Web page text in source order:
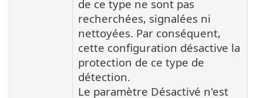
de ce type ne sont pas
recherchées, signalées ni
nettoyées. Par conséquent,
cette configuration désactive la
protection de ce type de
détection.
Le paramètre Désactivé n'est